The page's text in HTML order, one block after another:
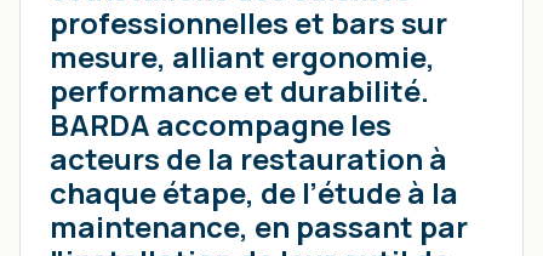
professionnelles et bars sur
mesure, alliant ergonomie,
performance et durabilité.
BARDA accompagne les
acteurs de la restauration à
chaque étape, de l’étude à la
maintenance, en passant par